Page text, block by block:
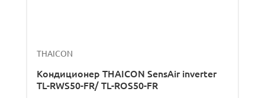
THAICON
Кондиционер THAICON SensAir inverter
TL-RWS50-FR/ TL-ROS50-FR